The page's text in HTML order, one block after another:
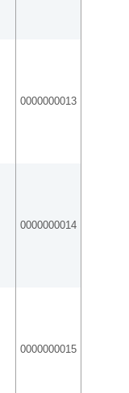
0000000013
0000000014
0000000015